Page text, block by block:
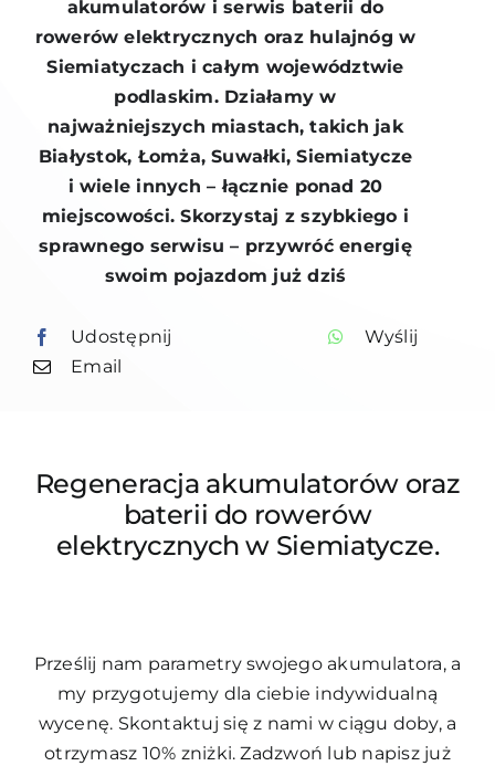
akumulatorów i serwis baterii do
rowerów elektrycznych oraz hulajnóg w
Siemiatyczach i całym województwie
podlaskim. Działamy w
najważniejszych miastach, takich jak
Białystok, Łomża, Suwałki, Siemiatycze
i wiele innych – łącznie ponad 20
miejscowości. Skorzystaj z szybkiego i
sprawnego serwisu – przywróć energię
swoim pojazdom już dziś
Udostępnij
Wyślij
Email
Regeneracja akumulatorów oraz
baterii do rowerów
elektrycznych w Siemiatycze.
Prześlij nam parametry swojego akumulatora, a
my przygotujemy dla ciebie indywidualną
wycenę. Skontaktuj się z nami w ciągu doby, a
otrzymasz 10% zniżki. Zadzwoń lub napisz już